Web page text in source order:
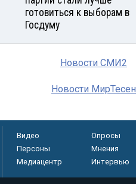
готовиться к выборам в
Госдуму
Новости СМИ2
Новости МирТесен
Видео Опросы
Персоны
Мнения
Медиацентр
Интервью